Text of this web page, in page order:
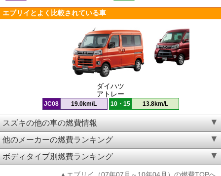
エブリイとよく比較されている車
ダイハツ
アトレー
JC08 19.0km/L 10・15 13.8km/L
スズキの他の車の燃費情報
他のメーカーの燃費ランキング
ボディタイプ別燃費ランキング
▲エブリイ（07年07月～10年04月）の燃費TOPへ